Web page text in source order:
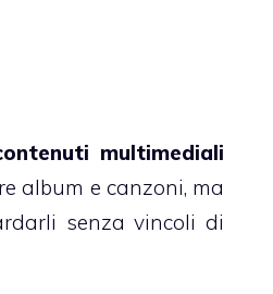
multimediali
album e canzoni, ma
senza vincoli di